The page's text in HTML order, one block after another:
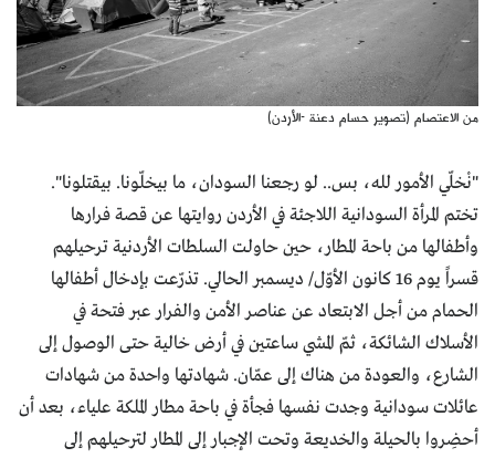
من الاعتصام (تصوير حسام دعنة -الأردن)
"نْخلّي الأمور لله، بس.. لو رجعنا السودان، ما بيخلّونا. بيقتلونا".
تختم المرأة السودانية اللاجئة في الأردن روايتها عن قصة فرارها
وأطفالها من باحة المطار، حين حاولت السلطات الأردنية ترحيلهم
قسراً يوم 16 كانون الأوّل/ ديسمبر الحالي. تذرّعت بإدخال أطفالها
الحمام من أجل الابتعاد عن عناصر الأمن والفرار عبر فتحة في
الأسلاك الشائكة، ثمّ المشي ساعتين في أرض خالية حتى الوصول إلى
الشارع، والعودة من هناك إلى عمّان. شهادتها واحدة من شهادات
عائلات سودانية وجدت نفسها فجأة في باحة مطار الملكة علياء، بعد أن
أحضِروا بالحيلة والخديعة وتحت الإجبار إلى المطار لترحيلهم إلى